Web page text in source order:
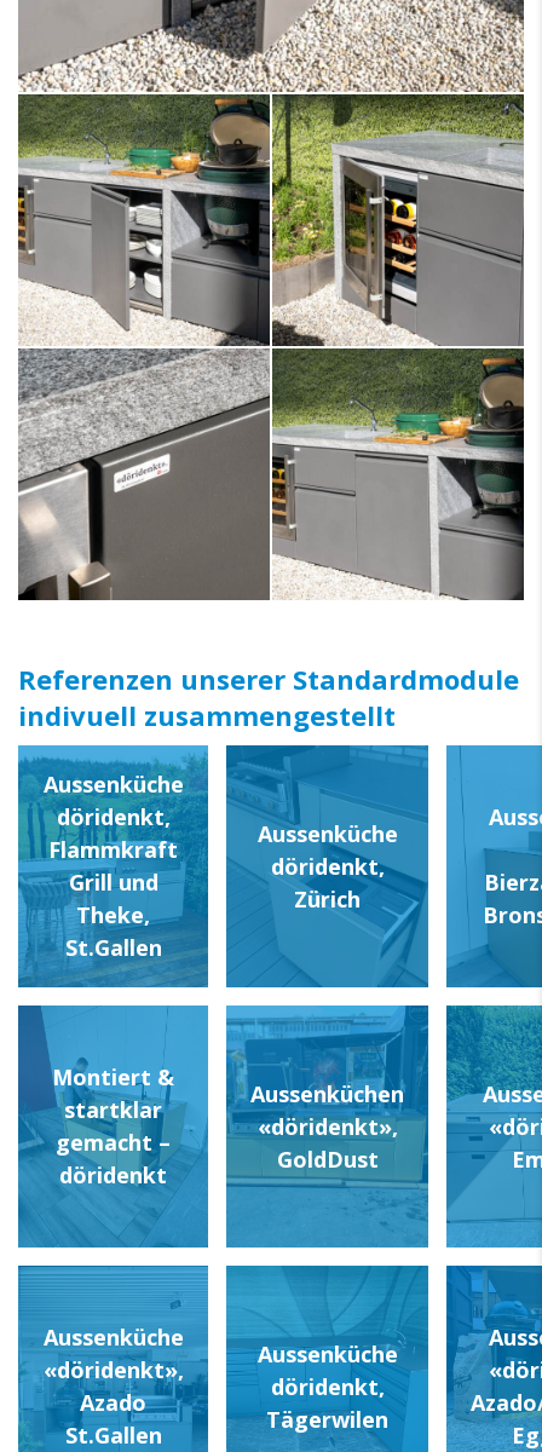
Referenzen unserer Standardmodule
indivuell zusammengestellt
Aussenküche
döridenkt,
Flammkraft
Grill und
Theke,
St.Gallen
Aussenküche
döridenkt,
Zürich
Montiert &
startklar
gemacht –
döridenkt
Aussenküchen
«döridenkt»,
GoldDust
Aussenküche
«döridenkt»,
Azado
St.Gallen
Aussenküche
döridenkt,
Tägerwilen